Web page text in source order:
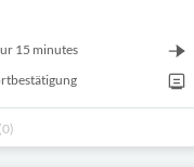
15 minutes
(0)